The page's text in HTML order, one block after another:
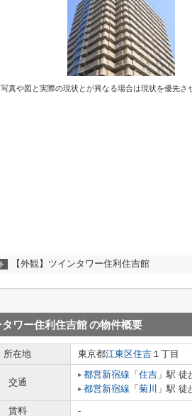
真や図と実際の現状とが異なる場合は現状を優先さ
【外観】ツインタワー住利住吉館
タワー住利住吉館の物件概要
所在地 東京都江東区住吉 １丁目
交通
都営新宿線 「 住吉 」駅 徒
都営新宿線 「 菊川 」駅 徒
賃料 -